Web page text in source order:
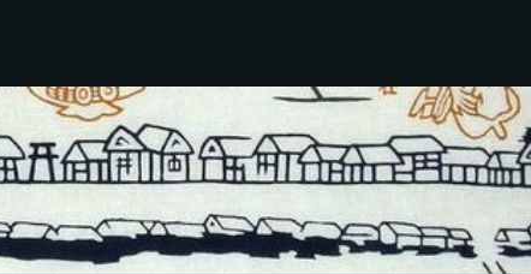
ン
ツ
へ
ス
ッ
プ